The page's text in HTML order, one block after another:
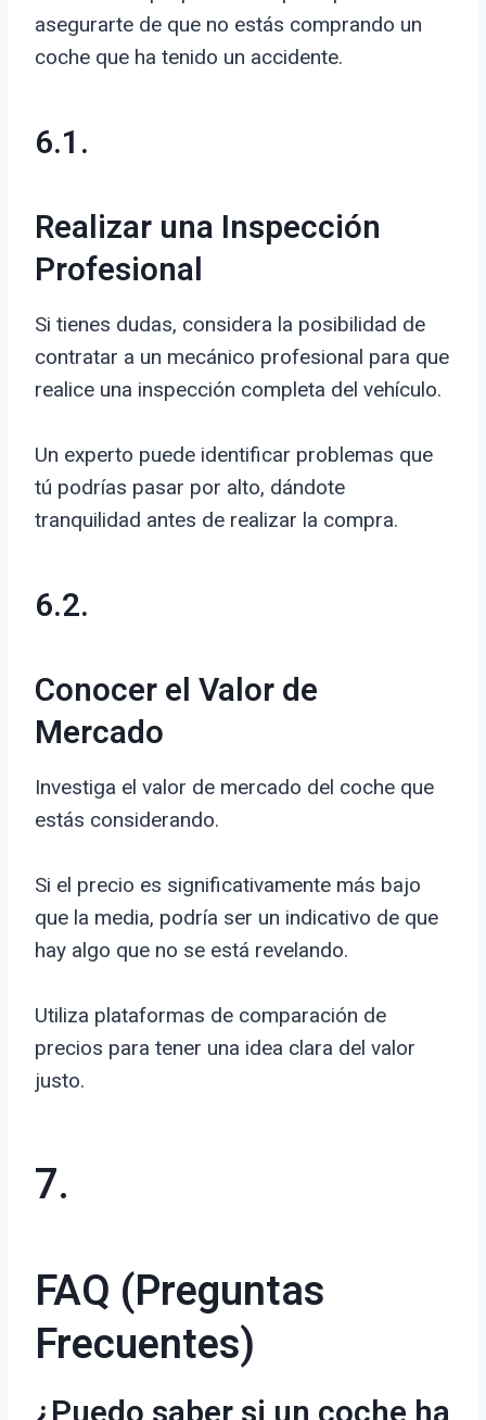
asegurarte de que no estás comprando un
coche que ha tenido un accidente.
6.1.
Realizar una Inspección
Profesional
Si tienes dudas, considera la posibilidad de
contratar a un mecánico profesional para que
realice una inspección completa del vehículo.
Un experto puede identificar problemas que
tú podrías pasar por alto, dándote
tranquilidad antes de realizar la compra.
6.2.
Conocer el Valor de
Mercado
Investiga el valor de mercado del coche que
estás considerando.
Si el precio es significativamente más bajo
que la media, podría ser un indicativo de que
hay algo que no se está revelando.
Utiliza plataformas de comparación de
precios para tener una idea clara del valor
justo.
7.
FAQ (Preguntas
Frecuentes)